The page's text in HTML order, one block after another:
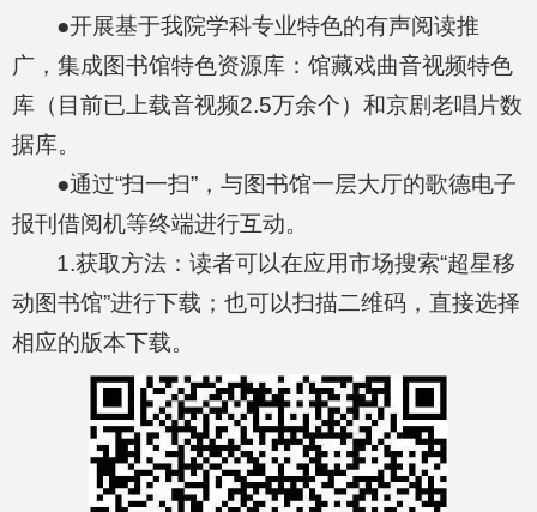
●开展基于我院学科专业特色的有声阅读推
广，集成图书馆特色资源库：馆藏戏曲音视频特色
库（目前已上载音视频2.5万余个）和京剧老唱片数
据库。
●通过“扫一扫”，与图书馆一层大厅的歌德电子
报刊借阅机等终端进行互动。
1.获取方法：读者可以在应用市场搜索“超星移
动图书馆”进行下载；也可以扫描二维码，直接选择
相应的版本下载。